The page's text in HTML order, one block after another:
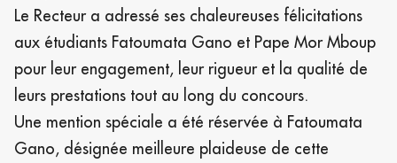
Le Recteur a adressé ses chaleureuses félicitations
aux étudiants Fatoumata Gano et Pape Mor Mboup
pour leur engagement, leur rigueur et la qualité de
leurs prestations tout au long du concours.
Une mention spéciale a été réservée à Fatoumata
Gano, désignée meilleure plaideuse de cette